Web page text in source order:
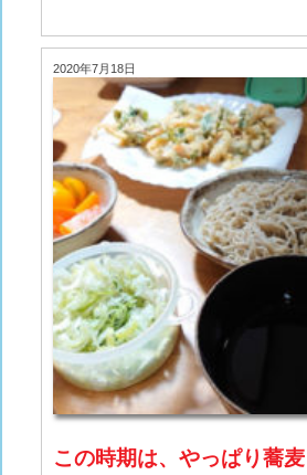
2020年7月18日
この時期は、やっぱり蕎麦